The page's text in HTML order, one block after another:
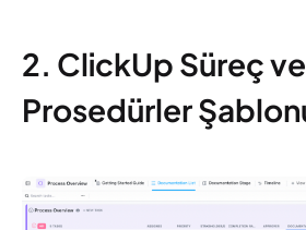
2. ClickUp Süreç ve
Prosedürler